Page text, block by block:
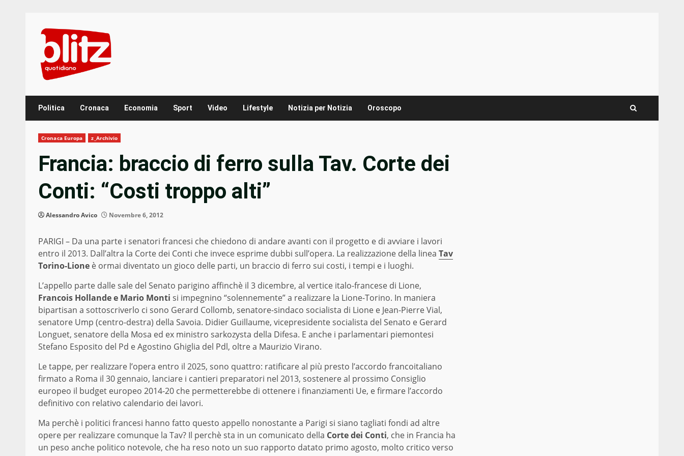
content
Politica Cronaca Economia Sport Video Lifestyle Notizia per Notizia Oroscopo
Cronaca Europa z_Archivio
Francia: braccio di ferro sulla Tav. Corte dei
Conti: “Costi troppo alti”
Alessandro Avico Novembre 6, 2012
PARIGI – Da una parte i senatori francesi che chiedono di andare avanti con il progetto e di avviare i lavori
entro il 2013. Dall’altra la Corte dei Conti che invece esprime dubbi sull’opera. La realizzazione della linea Tav
Torino-Lione è ormai diventato un gioco delle parti, un braccio di ferro sui costi, i tempi e i luoghi.
L’appello parte dalle sale del Senato parigino affinchè il 3 dicembre, al vertice italo-francese di Lione,
Francois Hollande e Mario Monti si impegnino “solennemente” a realizzare la Lione-Torino. In maniera
bipartisan a sottoscriverlo ci sono Gerard Collomb, senatore-sindaco socialista di Lione e Jean-Pierre Vial,
senatore Ump (centro-destra) della Savoia. Didier Guillaume, vicepresidente socialista del Senato e Gerard
Longuet, senatore della Mosa ed ex ministro sarkozysta della Difesa. E anche i parlamentari piemontesi
Stefano Esposito del Pd e Agostino Ghiglia del Pdl, oltre a Maurizio Virano.
Le tappe, per realizzare l’opera entro il 2025, sono quattro: ratificare al più presto l’accordo francoitaliano
firmato a Roma il 30 gennaio, lanciare i cantieri preparatori nel 2013, sostenere al prossimo Consiglio
europeo il budget europeo 2014-20 che permetterebbe di ottenere i finanziamenti Ue, e firmare l’accordo
definitivo con relativo calendario dei lavori.
Ma perchè i politici francesi hanno fatto questo appello nonostante a Parigi si siano tagliati fondi ad altre
opere per realizzare comunque la Tav? Il perchè sta in un comunicato della Corte dei Conti, che in Francia ha
un peso anche politico notevole, che ha reso noto un suo rapporto datato primo agosto, molto critico verso